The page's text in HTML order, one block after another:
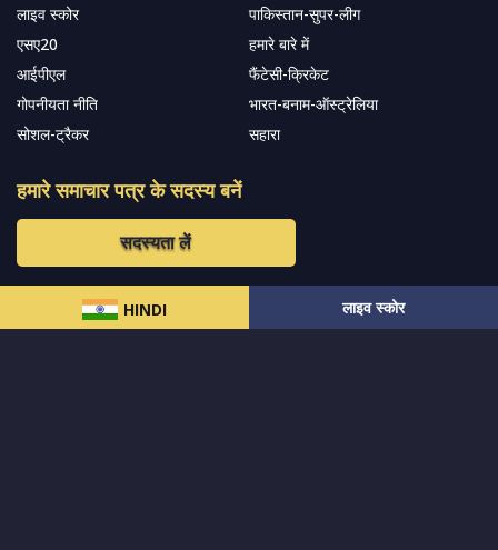
HINDI लाइव स्कोर
लाइव स्कोर
पाकिस्तान-सुपर-लीग
एसए20
हमारे बारे में
आईपीएल
फैंटेसी-क्रिकेट
गोपनीयता नीति
भारत-बनाम-ऑस्ट्रेलिया
सोशल-ट्रैकर
सहारा
हमारे समाचार पत्र के सदस्य बनें
सदस्यता लें
हमारा अनुसरण करें और नवीनतम अपडेट प्राप्त करेंs